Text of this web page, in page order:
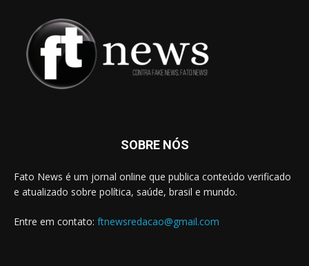
SOBRE NÓS
Fato News é um jornal online que publica conteúdo verificado
e atualizado sobre política, saúde, brasil e mundo.
Entre em contato: ftnewsredacao@gmail.com